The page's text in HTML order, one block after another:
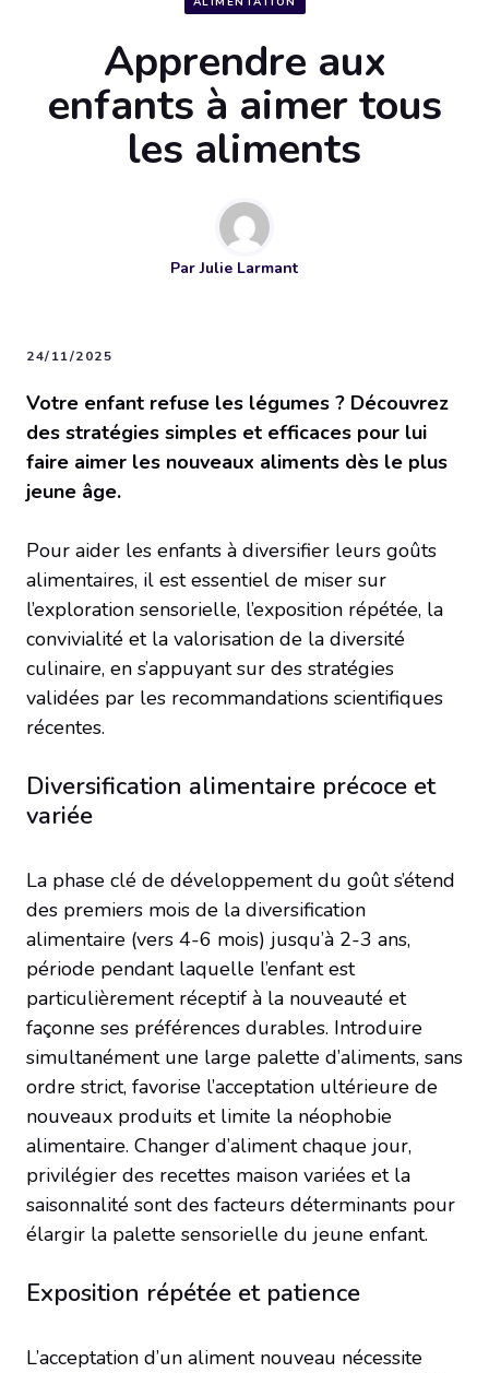
Apprendre aux
enfants à aimer tous
les aliments
ParJulie Larmant
24/11/2025
Votre enfant refuse les légumes ? Découvrez
des stratégies simples et efficaces pour lui
faire aimer les nouveaux aliments dès le plus
jeune âge.
Pour aider les enfants à diversifier leurs goûts
alimentaires, il est essentiel de miser sur
l’exploration sensorielle, l’exposition répétée, la
convivialité et la valorisation de la diversité
culinaire, en s’appuyant sur des stratégies
validées par les recommandations scientifiques
récentes.
Diversification alimentaire précoce et
variée
La phase clé de développement du goût s’étend
des premiers mois de la diversification
alimentaire (vers 4-6 mois) jusqu’à 2-3 ans,
période pendant laquelle l’enfant est
particulièrement réceptif à la nouveauté et
façonne ses préférences durables. Introduire
simultanément une large palette d’aliments, sans
ordre strict, favorise l’acceptation ultérieure de
nouveaux produits et limite la néophobie
alimentaire. Changer d’aliment chaque jour,
privilégier des recettes maison variées et la
saisonnalité sont des facteurs déterminants pour
élargir la palette sensorielle du jeune enfant.
Exposition répétée et patience
L’acceptation d’un aliment nouveau nécessite